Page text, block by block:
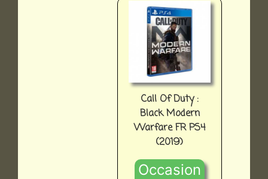
Call Of Duty :
Black Modern
Warfare FR PS4
(2019)
Occasion